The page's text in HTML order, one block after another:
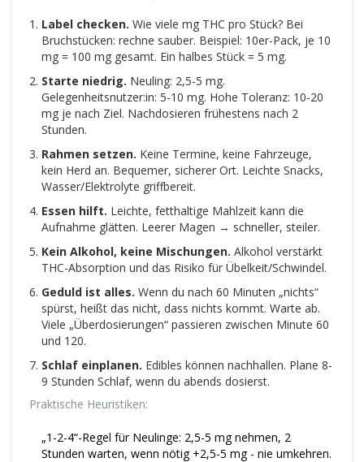
Label checken. Wie viele mg THC pro Stück? Bei
Bruchstücken: rechne sauber. Beispiel: 10er-Pack, je 10
mg = 100 mg gesamt. Ein halbes Stück = 5 mg.
Starte niedrig. Neuling: 2,5-5 mg.
Gelegenheitsnutzer:in: 5-10 mg. Hohe Toleranz: 10-20
mg je nach Ziel. Nachdosieren frühestens nach 2
Stunden.
Rahmen setzen. Keine Termine, keine Fahrzeuge,
kein Herd an. Bequemer, sicherer Ort. Leichte Snacks,
Wasser/Elektrolyte griffbereit.
Essen hilft. Leichte, fetthaltige Mahlzeit kann die
Aufnahme glätten. Leerer Magen → schneller, steiler.
Kein Alkohol, keine Mischungen. Alkohol verstärkt
THC-Absorption und das Risiko für Übelkeit/Schwindel.
Geduld ist alles. Wenn du nach 60 Minuten „nichts“
spürst, heißt das nicht, dass nichts kommt. Warte ab.
Viele „Überdosierungen“ passieren zwischen Minute 60
und 120.
Schlaf einplanen. Edibles können nachhallen. Plane 8-
9 Stunden Schlaf, wenn du abends dosierst.
Praktische Heuristiken:
„1-2-4“-Regel für Neulinge: 2,5-5 mg nehmen, 2
Stunden warten, wenn nötig +2,5-5 mg - nie umkehren.